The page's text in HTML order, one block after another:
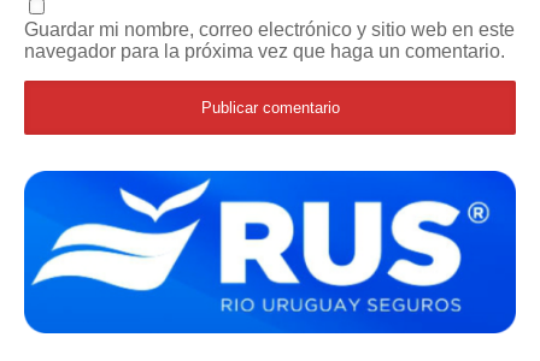
Guardar mi nombre, correo electrónico y sitio web en este
navegador para la próxima vez que haga un comentario.